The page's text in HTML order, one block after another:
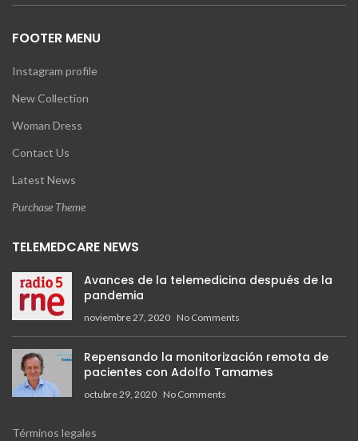
FOOTER MENU
Instagram profile
New Collection
Woman Dress
Contact Us
Latest News
Purchase Theme
TELEMEDCARE NEWS
Avances de la telemedicina después de la
pandemia
noviembre 27, 2020 No Comments
Repensando la monitorización remota de
pacientes con Adolfo Tamames
octubre 29, 2020 No Comments
Términos legales